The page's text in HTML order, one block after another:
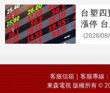
台塑四
漲停
(2026/
客服信箱｜客服專線
東森電視 版權所有 ©